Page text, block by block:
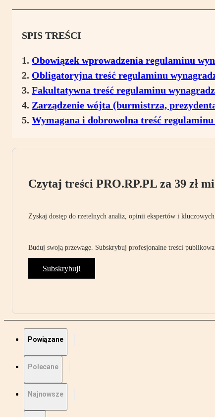
SPIS TREŚCI
Obowiązek wprowadzenia regulaminu
Obligatoryjna treść regulaminu
Fakultatywna treść regulaminu
Zarządzenie wójta (burmistrza,
Wymagana i dobrowolna treść regulaminu
Czytaj treści PRO.RP.PL za 39 zł
Zyskaj dostęp do rzetelnych analiz, opinii ekspertów i
Buduj swoją przewagę. Subskrybuj profesjonalne treści
Subskrybuj!
Powiązane
Polecane
Najnowsze